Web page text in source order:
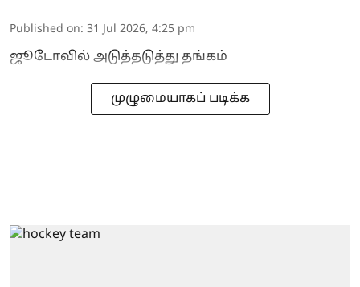
Published on: 31 Jul 2026, 4:25 pm
ஜூடோவில் அடுத்தடுத்து தங்கம்
முழுமையாகப் படிக்க